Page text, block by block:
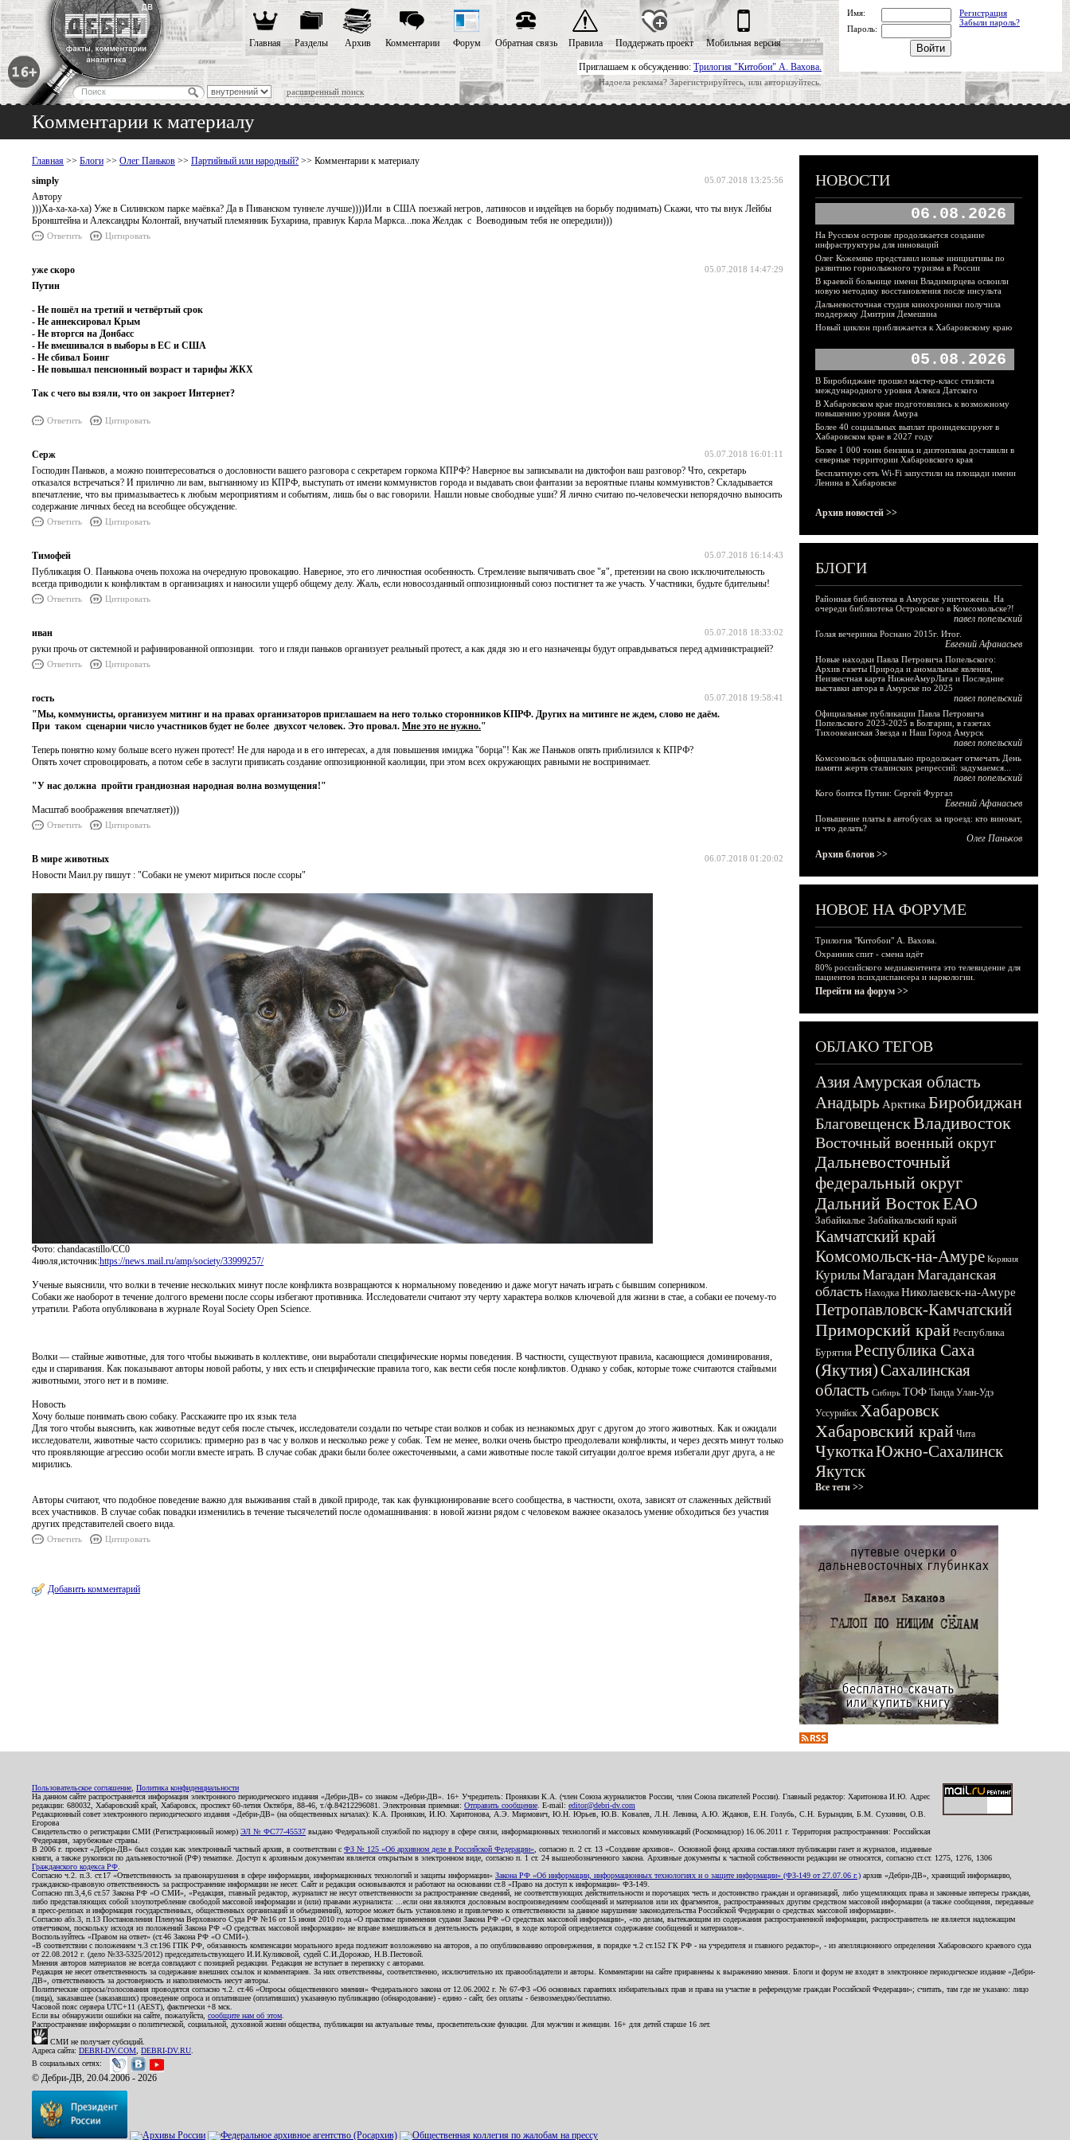
Приглашаем к обсуждению: Трилогия "Китобои" А. Вахова.
Надоела реклама? Зарегистрируйтесь, или авторизуйтесь.
расширенный поиск
Главная Разделы Архив Комментарии Форум Обратная связь Правила Поддержать проект Мобильная версия
Имя:
Регистрация
Забыли пароль?
Пароль:
Комментарии к материалу
Главная >> Блоги >> Олег Паньков >> Партийный или народный? >> Комментарии к материалу
05.07.2018 13:25:56
simply
Автору
)))Ха-ха-ха-ха) Уже в Силинском парке маёвка? Да в Пиванском туннеле лучше))))Или в США поезжай негров, латиносов и индейцев на борьбу поднимать) Скажи, что ты внук Лейбы
Бронштейна и Александры Колонтай, внучатый племянник Бухарина, правнук Карла Маркса...пока Желдак с Воеводиным тебя не опередили)))
Ответить Цитировать
05.07.2018 14:47:29
уже скоро
Путин
- Не пошёл на третий и четвёртый срок
- Не аннексировал Крым
- Не вторгся на Донбасс
- Не вмешивался в выборы в ЕС и США
- Не сбивал Боинг
- Не повышал пенсионный возраст и тарифы ЖКХ
Так с чего вы взяли, что он закроет Интернет?
Ответить Цитировать
05.07.2018 16:01:11
Серж
Господин Паньков, а можно поинтересоваться о дословности вашего разговора с секретарем горкома КПРФ? Наверное вы записывали на диктофон ваш разговор? Что, секретарь
отказался встречаться? И прилично ли вам, выгнанному из КПРФ, выступать от имени коммунистов города и выдавать свои фантазии за вероятные планы коммунистов? Складывается
впечатление, что вы примазываетесь к любым мероприятиям и событиям, лишь бы о вас говорили. Нашли новые свободные уши? Я лично считаю по-человечески непорядочно выносить
содержание личных бесед на всеобщее обсуждение.
Ответить Цитировать
05.07.2018 16:14:43
Тимофей
Публикация О. Панькова очень похожа на очередную провокацию. Наверное, это его личностная особенность. Стремление выпячивать свое "я", претензии на свою исключительность
всегда приводили к конфликтам в организациях и наносили ущерб общему делу. Жаль, если новосозданный оппозиционный союз постигнет та же участь. Участники, будьте бдительны!
Ответить Цитировать
05.07.2018 18:33:02
иван
руки прочь от системной и рафинированной оппозиции. того и гляди паньков организует реальный протест, а как дядя зю и его назначенцы будут оправдываться перед администрацией?
Ответить Цитировать
05.07.2018 19:58:41
гость
"Мы, коммунисты, организуем митинг и на правах организаторов приглашаем на него только сторонников КПРФ. Других на митинге не ждем, слово не даём.
При таком сценарии число участников будет не более двухсот человек. Это провал. Мне это не нужно."
Теперь понятно кому больше всего нужен протест! Не для народа и в его интересах, а для повышения имиджа "борца"! Как же Паньков опять приблизился к КПРФ?
Опять хочет спровоцировать, а потом себе в заслуги приписать создание оппозиционной каолиции, при этом всех окружающих равными не воспринимает.
"У нас должна пройти грандиозная народная волна возмущения!"
Масштаб воображения впечатляет)))
Ответить Цитировать
06.07.2018 01:20:02
В мире животных
Новости Маил.ру пишут : "Собаки не умеют мириться после ссоры"
Фото: chandacastillo/CC0
4июля,источник:https://news.mail.ru/amp/society/33999257/
Ученые выяснили, что волки в течение нескольких минут после конфликта возвращаются к нормальному поведению и даже могут начать играть с бывшим соперником.
Собаки же наоборот в течение долгого времени после ссоры избегают противника. Исследователи считают эту черту характера волков ключевой для жизни в стае, а собаки ее почему-то
утратили. Работа опубликована в журнале Royal Society Open Science.
Волки — стайные животные, для того чтобы выживать в коллективе, они выработали специфические нормы поведения. В частности, существуют правила, касающиеся доминирования,
еды и спаривания. Как показывают авторы новой работы, у них есть и специфические правила того, как вести себя после конфликтов. Однако у собак, которые тоже считаются стайными
животными, этого нет и в помине.
Новость
Хочу больше понимать свою собаку. Расскажите про их язык тела
Для того чтобы выяснить, как животные ведут себя после стычек, исследователи создали по четыре стаи волков и собак из незнакомых друг с другом до этого животных. Как и ожидали
исследователи, животные часто ссорились: примерно раз в час у волков и несколько реже у собак. Тем не менее, волки очень быстро преодолевали конфликты, и через десять минут только
что проявляющие агрессию особи могли вместе играть. В случае собак драки были более ожесточенными, а сами животные после такой ситуации долгое время избегали друг друга, а не
мирились.
Авторы считают, что подобное поведение важно для выживания стай в дикой природе, так как функционирование всего сообщества, в частности, охота, зависят от слаженных действий
всех участников. В случае собак повадки изменились в течение тысячелетий после одомашнивания: в новой жизни рядом с человеком важнее оказалось умение обходиться без участия
других представителей своего вида.
Ответить Цитировать
Добавить комментарий
НОВОСТИ
06.08.2026
На Русском острове продолжается создание
инфраструктуры для инноваций
Олег Кожемяко представил новые инициативы по
развитию горнолыжного туризма в России
В краевой больнице имени Владимирцева освоили
новую методику восстановления после инсульта
Дальневосточная студия кинохроники получила
поддержку Дмитрия Демешина
Новый циклон приближается к Хабаровскому краю
05.08.2026
В Биробиджане прошел мастер-класс стилиста
международного уровня Алекса Датского
В Хабаровском крае подготовились к возможному
повышению уровня Амура
Более 40 социальных выплат проиндексируют в
Хабаровском крае в 2027 году
Более 1 000 тонн бензина и дизтоплива доставили в
северные территории Хабаровского края
Бесплатную сеть Wi-Fi запустили на площади имени
Ленина в Хабаровске
Архив новостей >>
БЛОГИ
Районная библиотека в Амурске уничтожена. На
очереди библиотека Островского в Комсомольске?!
павел попельский
Голая вечеринка Роснано 2015г. Итог.
Евгений Афанасьев
Новые находки Павла Петровича Попельского:
Архив газеты Природа и аномальные явления,
Неизвестная карта НижнеАмурЛага и Последние
выставки автора в Амурске по 2025
павел попельский
Официальные публикации Павла Петровича
Попельского 2023-2025 в Болгарии, в газетах
Тихоокеанская Звезда и Наш Город Амурск
павел попельский
Комсомольск официально продолжает отмечать День
памяти жертв сталинских репрессий: задумаемся...
павел попельский
Кого боится Путин: Сергей Фургал
Евгений Афанасьев
Повышение платы в автобусах за проезд: кто виноват,
и что делать?
Олег Паньков
Архив блогов >>
НОВОЕ НА ФОРУМЕ
Трилогия "Китобои" А. Вахова.
Охранник спит - смена идёт
80% российского медиаконтента это телевидение для
пациентов психдиспансера и наркологии.
Перейти на форум >>
ОБЛАКО ТЕГОВ
АзияАмурская область
Анадырь Арктика Биробиджан
БлаговещенскВладивосток
Восточный военный округ
Дальневосточный
федеральный округ
Дальний ВостокЕАО
Забайкалье Забайкальский край
Камчатский край
Комсомольск-на-Амуре Корякия
КурилыМагадан Магаданская
область Находка Николаевск-на-Амуре
Петропавловск-Камчатский
Приморский край Республика
Бурятия Республика Саха
(Якутия)Сахалинская
область Сибирь ТОФ Тында Улан-Удэ
Уссурийск Хабаровск
Хабаровский край Чита
ЧукоткаЮжно-Сахалинск
Якутск
Все теги >>
Пользовательское соглашение Политика конфиденциальности
На данном сайте распространяется информация электронного периодического издания «Дебри-ДВ» со знаком «Дебри-ДВ». 16+ Учредитель: Пронякин К.А. (член Союза журналистов России, член Союза писателей России). Главный редактор: Харитонова И.Ю. Адрес
редакции: 680032, Хабаровский край, Хабаровск, проспект 60-летия Октября, 88-46, т./ф.84212296081. Электронная приемная: Отправить сообщение . E-mail: editor@debri-dv.com
Редакционный совет электронного периодического издания «Дебри-ДВ» (на общественных началах): К.А. Пронякин, И.Ю. Харитонова, А.Э. Мирмович, Ю.Н. Юрьев, Ю.В. Ковалев, Л.Н. Левина, А.Ю. Жданов, Е.Н. Голубь, С.Н. Бурындин, Б.М. Сухинин, О.В.
Егорова
Свидетельство о регистрации СМИ (Регистрационный номер) ЭЛ № ФС77-45537 выдано Федеральной службой по надзору в сфере связи, информационных технологий и массовых коммуникаций (Роскомнадзор) 16.06.2011 г. Территория распространения: Российская
Федерация, зарубежные страны.
В 2006 г. проект «Дебри-ДВ» был создан как электронный частный архив, в соответствии с ФЗ № 125 «Об архивном деле в Российской Федерации» , согласно п. 2 ст. 13 «Создание архивов». Основной фонд архива составляют публикации газет и журналов, изданные
книги, а также рукописи по дальневосточной (РФ) тематике. Доступ к архивным документам является открытым в электронном виде, согласно п. 1 ст. 24 вышеобозначенного закона. Архивные документы к частной собственности редакции не относятся, согласно ст.ст. 1275, 1276, 1306
Гражданского кодекса РФ
Согласно ч.2. п.3. ст.17 «Ответственность за правонарушения в сфере информации, информационных технологий и защиты информации» Закона РФ «Об информации, информационных технологиях и о защите информации» (ФЗ-149 от 27.07.06 г.) архив «Дебри-ДВ», хранящий информацию,
гражданско-правовую ответственность за распространение информации не несет. Сайт и редакция основываются и работают на основании ст.8 «Право на доступ к информации» ФЗ-149.
Согласно пп.3,4,6 ст.57 Закона РФ «О СМИ», «Редакция, главный редактор, журналист не несут ответственности за распространение сведений, не соответствующих действительности и порочащих честь и достоинство граждан и организаций, либо ущемляющих права и законные интересы граждан,
либо представляющих собой злоупотребление свободой массовой информации и (или) правами журналиста: ...если они являются дословным воспроизведением сообщений и материалов или их фрагментов, распространенных другим средством массовой информации (а также сообщения, переданные
в пресс-релизах и информация государственных, общественных организаций и объединений), которое может быть установлено и привлечено к ответственности за данное нарушение законодательства Российской Федерации о средствах массовой информации».
Согласно абз.3, п.13 Постановления Пленума Верховного Суда РФ №16 от 15 июня 2010 года «О практике применения судами Закона РФ «О средствах массовой информации», «по делам, вытекающим из содержания распространенной информации, распространитель не является надлежащим
ответчиком, поскольку исходя из положений Закона РФ «О средствах массовой информации» не вправе вмешиваться в деятельность редакции, в ходе которой определяется содержание сообщений и материалов».
Воспользуйтесь «Правом на ответ» (ст.46 Закона РФ «О СМИ»).
«В соответствии с положением ч.3 ст.196 ГПК РФ, обязанность компенсации морального вреда подлежит возложению на авторов, а по опубликованию опровержения, в порядке ч.2 ст.152 ГК РФ - на учредителя и главного редактор», - из апелляционного определения Хабаровского краевого суда
от 22.08.2012 г. (дело №33-5325/2012) председательствующего И.И.Куликовой, судей С.И.Дорожко, Н.В.Пестовой.
Мнения авторов материалов не всегда совпадают с позицией редакции. Редакция не вступает в переписку с авторами.
Редакция не несет ответственность за содержание внешних ссылок и комментариев. За них ответственны, соответственно, исключительно их правообладатели и авторы. Комментарии на сайте приравнены к выражению мнения. Блоги и форум не входят в электронное периодическое издание «Дебри-
ДВ», ответственность за достоверность и наполняемость несут авторы.
Политические опросы/голосования проводятся согласно ч.2. ст.46 «Опросы общественного мнения» Федерального закона от 12.06.2002 г. № 67-ФЗ «Об основных гарантиях избирательных прав и права на участие в референдуме граждан Российской Федерации»; считать, там где не указано: лицо
(лица), заказавшее (заказавших) проведение опроса и оплатившее (оплативших) указанную публикацию (обнародование) - едино - сайт, без оплаты - безвозмездно/бесплатно.
Часовой пояс сервера UTC+11 (AEST), фактически +8 мск.
Если вы обнаружили ошибки на сайте, пожалуйста, сообщите нам об этом
Распространение информации о политической, социальной, духовной жизни общества, публикации на актуальные темы, просветительские функции. Для мужчин и женщин. 16+ для детей старше 16 лет.
СМИ не получает субсидий.
Адреса сайта: DEBRI-DV.COM DEBRI-DV.RU
В социальных сетях:
© Дебри-ДВ, 20.04.2006 - 2026